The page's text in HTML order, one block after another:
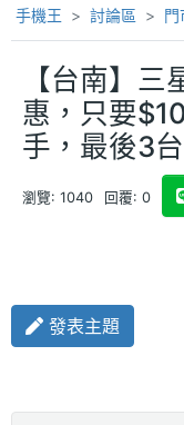
手機王 討論區 門
【台南】
惠，只要
手，最後3
瀏覽: 1040 回覆: 0
發表主題